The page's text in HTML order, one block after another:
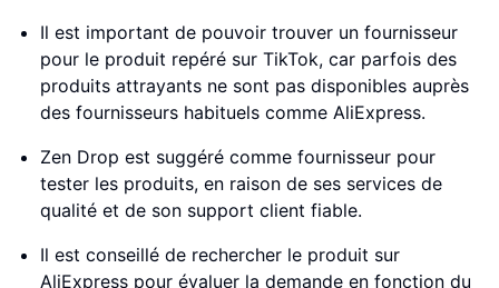
Il est important de pouvoir trouver un fournisseur
pour le produit repéré sur TikTok, car parfois des
produits attrayants ne sont pas disponibles auprès
des fournisseurs habituels comme AliExpress.
Zen Drop est suggéré comme fournisseur pour
tester les produits, en raison de ses services de
qualité et de son support client fiable.
Il est conseillé de rechercher le produit sur
AliExpress pour évaluer la demande en fonction du